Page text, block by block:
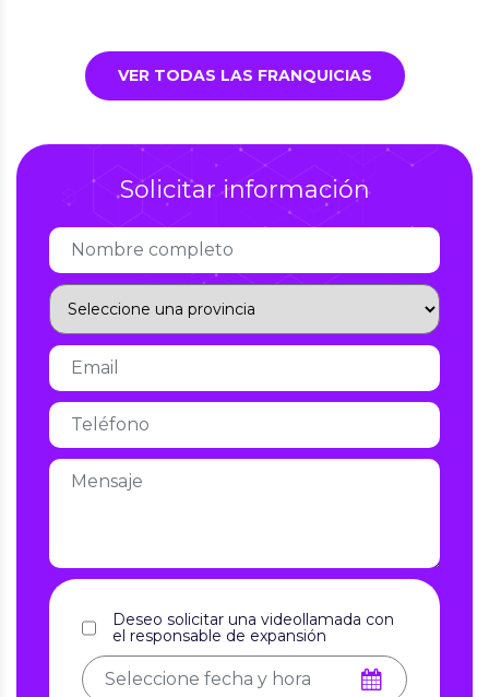
VER TODAS LAS FRANQUICIAS
Solicitar información
Deseo solicitar una videollamada con
el responsable de expansión